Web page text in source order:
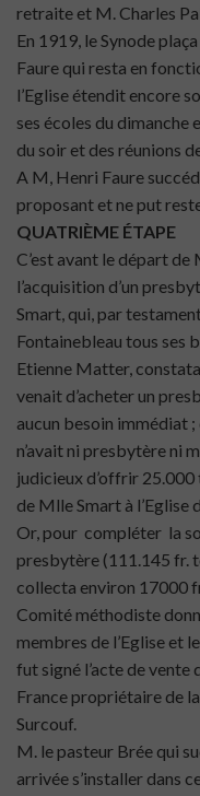
retraite et M. Charles
En 1919, le Synode
Faure qui resta en
l’Eglise étendit encore
ses écoles du dimanche
du soir et des réunions
A M, Henri Faure
proposant et ne put
QUATRIÈME ÉTAPE
C’est avant le départ de
l’acquisition d’un
Smart, qui, par
Fontainebleau tous ses
Etienne Matter,
venait d’acheter un
aucun besoin immédiat ;
n’avait ni presbytère ni
judicieux d’offrir 25.000
de Mlle Smart à l’Eglise
Or, pour compléter la
presbytère (111.145 fr.
collecta environ 17000
Comité méthodiste
membres de l’Eglise et
fut signé l’acte de
France propriétaire de
Surcouf.
M. le pasteur Brée qui
arrivée s’installer dans